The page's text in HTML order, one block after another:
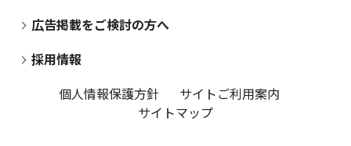
広告掲載をご検討の方へ
採用情報
個人情報保護方針
サイトご利用案内
サイトマップ